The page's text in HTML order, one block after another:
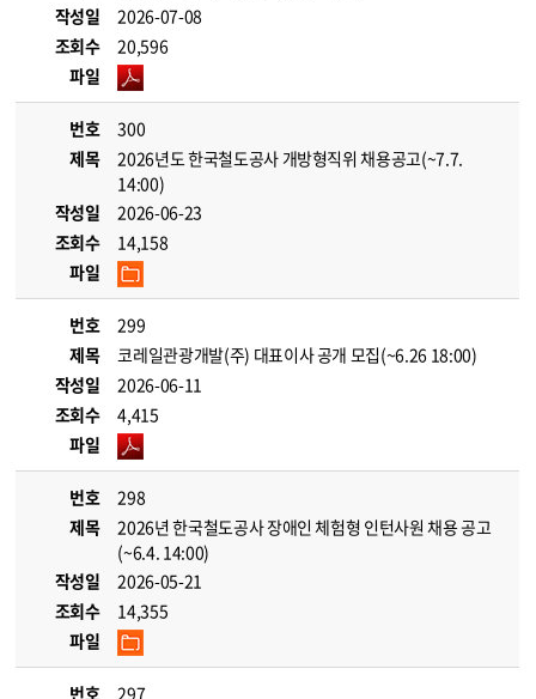
작성일
2026-07-08
조회수
20,596
파일
번호
300
제목
2026년도 한국철도공사 개방형직위 채용공고(~7.7.
14:00)
작성일
2026-06-23
조회수
14,158
파일
번호
299
제목
코레일관광개발(주) 대표이사 공개 모집(~6.26 18:00)
작성일
2026-06-11
조회수
4,415
파일
번호
298
제목
2026년 한국철도공사 장애인 체험형 인턴사원 채용 공고
(~6.4. 14:00)
작성일
2026-05-21
조회수
14,355
파일
번호
297